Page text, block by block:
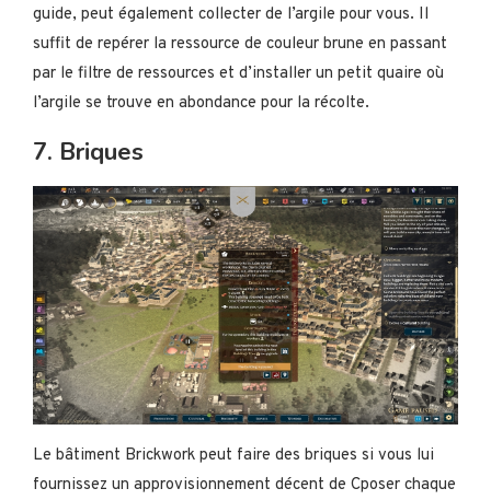
guide, peut également collecter de l’argile pour vous. Il
suffit de repérer la ressource de couleur brune en passant
par le filtre de ressources et d’installer un petit quaire où
l’argile se trouve en abondance pour la récolte.
7. Briques
Le bâtiment Brickwork peut faire des briques si vous lui
fournissez un approvisionnement décent de Cposer chaque